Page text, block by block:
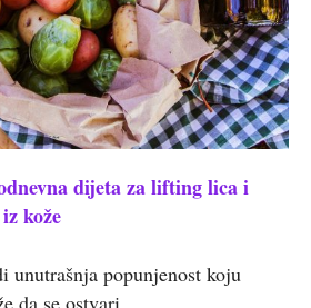
dijeta za lifting lica i
kože
unutrašnja popunjenost koju